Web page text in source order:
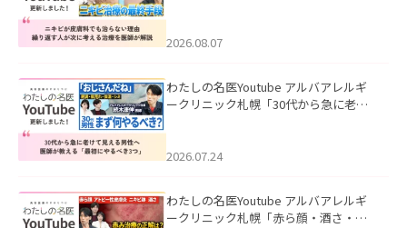
ました。
2026.08.07
わたしの名医Youtube アルバアレルギ
ークリニック札幌「30代から急に老け
た。
2026.07.24
わたしの名医Youtube アルバアレルギ
ークリニック札幌「赤ら顔・酒さ・ニ